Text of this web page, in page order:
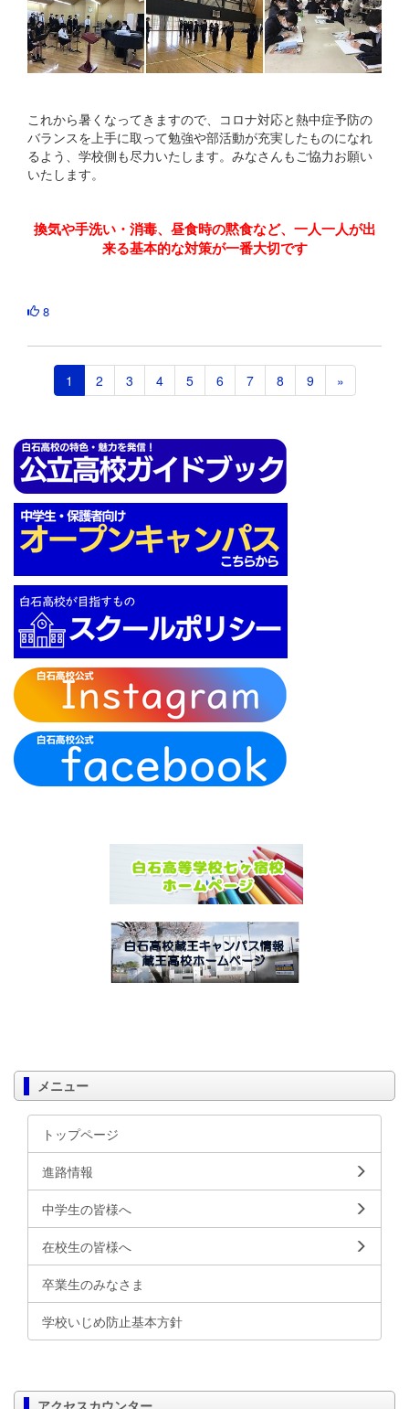
これから暑くなってきますので、コロナ対応と熱中症予防の
バランスを上手に取って勉強や部活動が充実したものになれ
るよう、学校側も尽力いたします。みなさんもご協力お願い
いたします。
換気や手洗い・消毒、昼食時の黙食など、一人一人が出
来る基本的な対策が一番大切です
8
1 2 3 4 5 6 7 8 9 »
メニュー
トップページ
進路情報
中学生の皆様へ
在校生の皆様へ
卒業生のみなさま
学校いじめ防止基本方針